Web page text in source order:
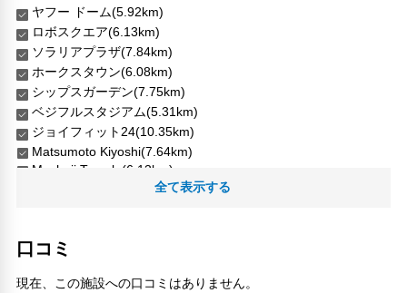
ヤフー ドーム(5.92km)
ロボスクエア(6.13km)
ソラリアプラザ(7.84km)
ホークスタウン(6.08km)
シップスガーデン(7.75km)
ベジフルスタジアム(5.31km)
ジョイフィット24(10.35km)
Matsumoto Kiyoshi(7.64km)
Myohoji Temple(6.13km)
PARCO福岡ストア(7.66km)
中西商店(7.04km)
北天神(7.42km)
全て表示する
口コミ
現在、この施設への口コミはありません。